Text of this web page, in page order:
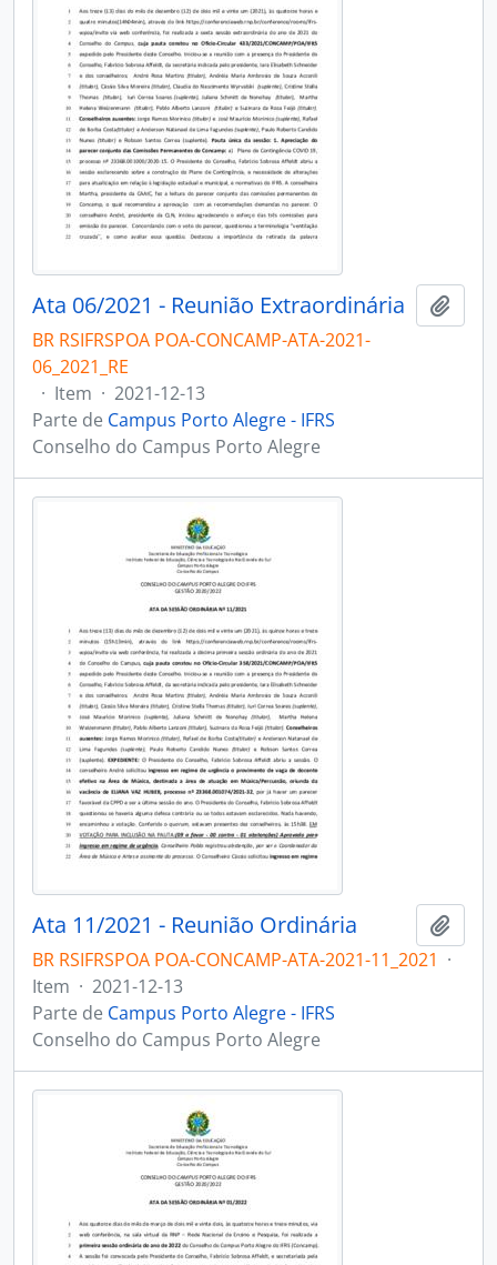
Ata 06/2021 - Reunião Extraordinária
BR RSIFRSPOA POA-CONCAMP-ATA-2021-
06_2021_RE
· Item · 2021-12-13
Parte de Campus Porto Alegre - IFRS
Conselho do Campus Porto Alegre
Ata 11/2021 - Reunião Ordinária
BR RSIFRSPOA POA-CONCAMP-ATA-2021-11_2021 ·
Item · 2021-12-13
Parte de Campus Porto Alegre - IFRS
Conselho do Campus Porto Alegre